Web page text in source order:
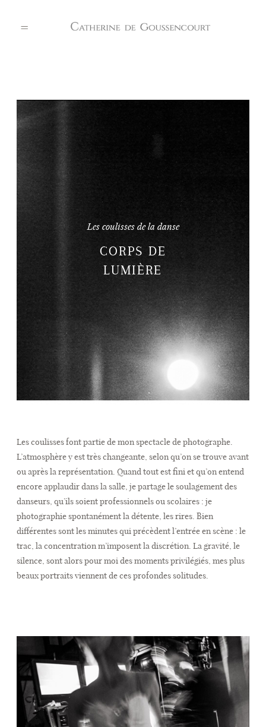
A PROPOS
REFERENCES
CONTACTLes coulisses de la danse
CORPS DE
LUMIÈRE
Les coulisses font partie de mon spectacle de photographe.
L’atmosphère y est très changeante, selon qu’on se trouve avant
ou après la représentation. Quand tout est fini et qu’on entend
encore applaudir dans la salle, je partage le soulagement des
danseurs, qu’ils soient professionnels ou scolaires : je
photographie spontanément la détente, les rires. Bien
différentes sont les minutes qui précèdent l’entrée en scène : le
trac, la concentration m’imposent la discrétion. La gravité, le
silence, sont alors pour moi des moments privilégiés, mes plus
beaux portraits viennent de ces profondes solitudes.